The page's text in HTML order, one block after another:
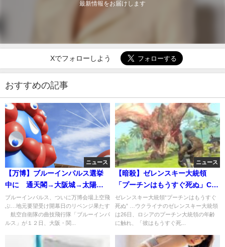
最新情報をお届けします
Xでフォローしよう
おすすめの記事
ニュース
【万博】ブルーインパルス選挙
中に 通天閣→大阪城→太陽の
塔→ひらパー→会場 その予算
は？
ブルーインパルス、ついに万博会場上空飛
ぶ…地元要望受け開幕日のリベンジ果たす
航空自衛隊の曲技飛行隊「ブルーインパ
ルス」が１２日、大阪・関...
ニュース
【暗殺】ゼレンスキー大統領
「プーチンはもうすぐ死ぬ」CIA
が動き出す。
ゼレンスキー大統領“プーチンはもうすぐ
死ぬ” …ウクライナのゼレンスキー大統領
は26日、ロシアのプーチン大統領の年齢
に触れ、「彼はもうすぐ死...